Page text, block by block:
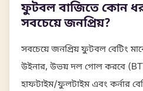
ফুটবল বাজিতে কোন
সবচেয়ে জনপ্রিয়?
সবচেয়ে জনপ্রিয় ফুটবল বেটিং
উইনার, উভয় দল গোল করবে
হাফটাইম/ফুলটাইম এবং কর্নার